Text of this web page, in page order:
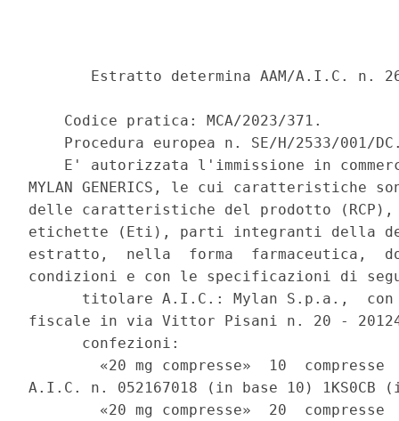
Estratto determina AAM/A.I.C. n.
    Codice pratica: MCA/2023/371.
Procedura europea n. SE/H/2533/001/
E' autorizzata l'immissione in
MYLAN GENERICS, le cui caratteristiche
delle caratteristiche del prodotto
etichette (Eti), parti integranti della
estratto,  nella  forma  farmaceutica,
condizioni e con le specificazioni di
titolare A.I.C.: Mylan S.p.a.,
fiscale in via Vittor Pisani n. 20 -
      confezioni:
«20 mg compresse»  10  compresse
A.I.C. n. 052167018 (in base 10)
«20 mg compresse»  20  compresse